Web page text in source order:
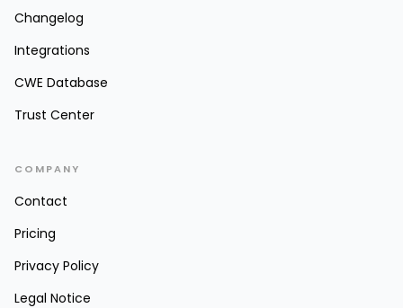
Changelog
Integrations
CWE Database
Trust Center
COMPANY
Contact
Pricing
Privacy Policy
Legal Notice